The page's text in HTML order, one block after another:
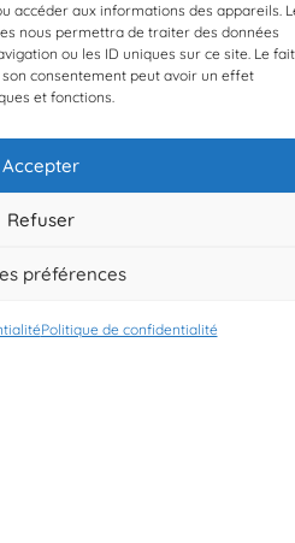
accéder aux informations des appareils.
nous permettra de traiter des données
ou les ID uniques sur ce site. Le fait
consentement peut avoir un effet
et fonctions.
Accepter
Refuser
préférences
Politique de confidentialité
EST UN PROGRAMME DE
LA NEWSLETTER
MER